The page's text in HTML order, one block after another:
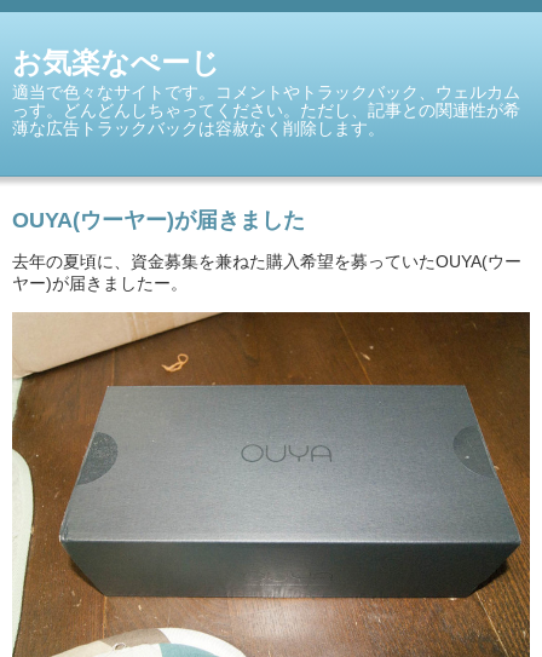
お気楽なぺーじ
適当で色々なサイトです。コメントやトラックバック、ウェルカム
っす。どんどんしちゃってください。ただし、記事との関連性が希
薄な広告トラックバックは容赦なく削除します。
OUYA(ウーヤー)が届きました
去年の夏頃に、資金募集を兼ねた購入希望を募っていたOUYA(ウー
ヤー)が届きましたー。